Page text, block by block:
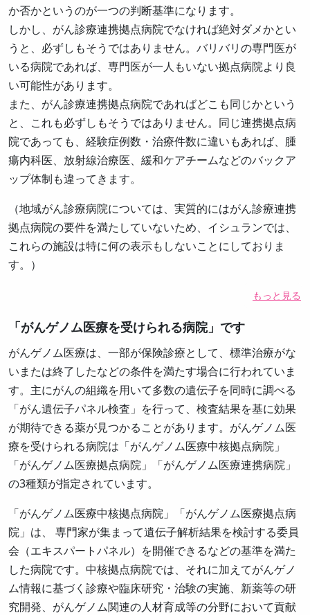
か否かというのが一つの判断基準になります。
しかし、がん診療連携拠点病院でなければ絶対ダメかとい
うと、必ずしもそうではありません。バリバリの専門医が
いる病院であれば、専門医が一人もいない拠点病院より良
い可能性があります。
また、がん診療連携拠点病院であればどこも同じかという
と、これも必ずしもそうではありません。同じ連携拠点病
院であっても、経験症例数・治療件数に違いもあれば、腫
瘍内科医、放射線治療医、緩和ケアチームなどのバックア
ップ体制も違ってきます。
（地域がん診療病院については、実質的にはがん診療連携
拠点病院の要件を満たしていないため、イシュランでは、
これらの施設は特に何の表示もしないことにしておりま
す。）
もっと見る
「がんゲノム医療を受けられる病院」です
がんゲノム医療は、一部が保険診療として、標準治療がな
いまたは終了したなどの条件を満たす場合に行われていま
す。主にがんの組織を用いて多数の遺伝子を同時に調べる
「がん遺伝子パネル検査」を行って、検査結果を基に効果
が期待できる薬が見つかることがあります。がんゲノム医
療を受けられる病院は「がんゲノム医療中核拠点病院」
「がんゲノム医療拠点病院」「がんゲノム医療連携病院」
の3種類が指定されています。
「がんゲノム医療中核拠点病院」「がんゲノム医療拠点病
院」は、 専門家が集まって遺伝子解析結果を検討する委員
会（エキスパートパネル）を開催できるなどの基準を満た
した病院です。中核拠点病院では、それに加えてがんゲノ
ム情報に基づく診療や臨床研究・治験の実施、新薬等の研
究開発、がんゲノム関連の人材育成等の分野において貢献